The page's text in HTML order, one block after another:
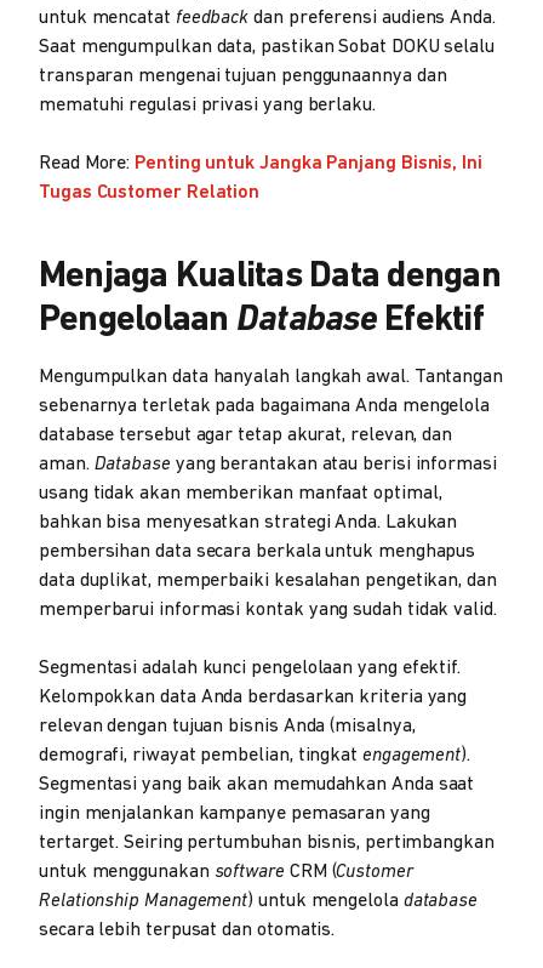
untuk mencatat feedback dan preferensi audiens Anda.
Saat mengumpulkan data, pastikan Sobat DOKU selalu
transparan mengenai tujuan penggunaannya dan
mematuhi regulasi privasi yang berlaku.
Read More: Penting untuk Jangka Panjang Bisnis, Ini
Tugas Customer Relation
Menjaga Kualitas Data dengan
Pengelolaan Database Efektif
Mengumpulkan data hanyalah langkah awal. Tantangan
sebenarnya terletak pada bagaimana Anda mengelola
database tersebut agar tetap akurat, relevan, dan
aman. Database yang berantakan atau berisi informasi
usang tidak akan memberikan manfaat optimal,
bahkan bisa menyesatkan strategi Anda. Lakukan
pembersihan data secara berkala untuk menghapus
data duplikat, memperbaiki kesalahan pengetikan, dan
memperbarui informasi kontak yang sudah tidak valid.
Segmentasi adalah kunci pengelolaan yang efektif.
Kelompokkan data Anda berdasarkan kriteria yang
relevan dengan tujuan bisnis Anda (misalnya,
demografi, riwayat pembelian, tingkat engagement).
Segmentasi yang baik akan memudahkan Anda saat
ingin menjalankan kampanye pemasaran yang
tertarget. Seiring pertumbuhan bisnis, pertimbangkan
untuk menggunakan software CRM (Customer
Relationship Management) untuk mengelola database
secara lebih terpusat dan otomatis.